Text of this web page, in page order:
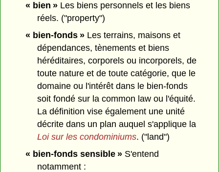
« bien »Les biens personnels et les biens
réels. ("property")
« bien-fonds »Les terrains, maisons et
dépendances, tènements et biens
héréditaires, corporels ou incorporels, de
toute nature et de toute catégorie, que le
domaine ou l'intérêt dans le bien-fonds
soit fondé sur la common law ou l'équité.
La définition vise également une unité
décrite dans un plan auquel s'applique la
Loi sur les condominiums. ("land")
« bien-fonds sensible »S'entend
notamment :